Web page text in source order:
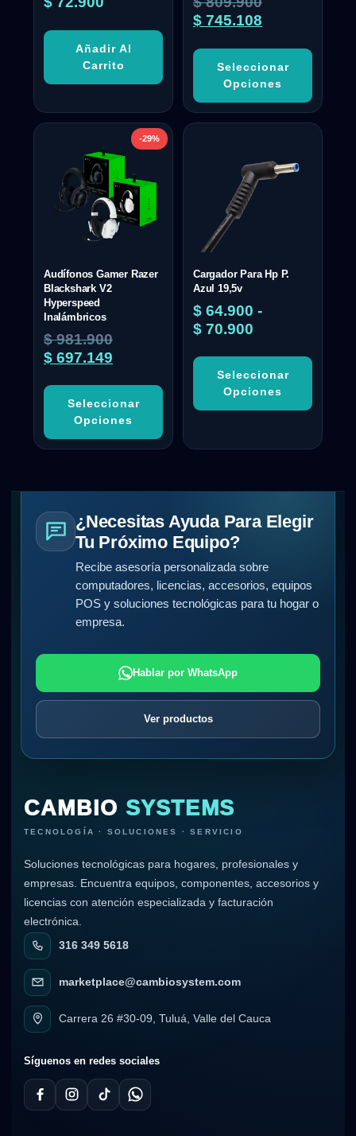
Añadir Al
Carrito
$ 745.108
Seleccionar
Opciones
-29%
Audífonos Gamer Razer
Blackshark V2
Hyperspeed
Inalámbricos
$981.900
$ 697.149
Seleccionar
Opciones
Cargador Para Hp P.
Azul 19,5v
$ 64.900 -
$ 70.900
Seleccionar
Opciones
¿Necesitas Ayuda Para Elegir
Tu Próximo Equipo?
Recibe asesoría personalizada sobre
computadores, licencias, accesorios, equipos
POS y soluciones tecnológicas para tu hogar o
empresa.
Hablar por WhatsApp
Ver productos
CAMBIO SYSTEMS
TECNOLOGÍA · SOLUCIONES · SERVICIO
Soluciones tecnológicas para hogares, profesionales y
empresas. Encuentra equipos, componentes, accesorios y
licencias con atención especializada y facturación
electrónica.
316 349 5618
marketplace@cambiosystem.com
Carrera 26 #30-09, Tuluá, Valle del Cauca
Síguenos en redes sociales